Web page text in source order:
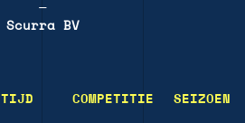
—
Scurra BV
TIJD COMPETITIE SEIZOEN